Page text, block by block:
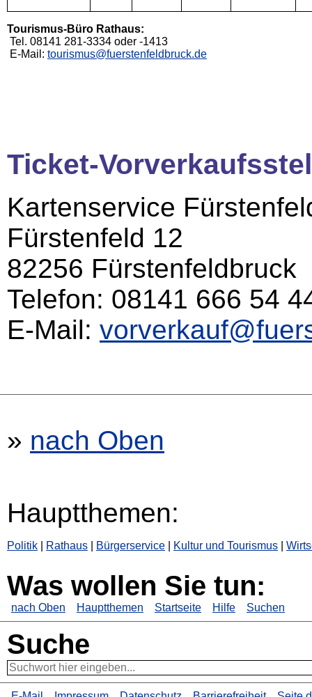
Tourismus-Büro Rathaus:
Tel. 08141 281-3334 oder -1413
E-Mail: tourismus@fuerstenfeldbruck.de
Ticket-
Kartenservice
Fürstenfeld 12
82256 Fürstenfeldbruck
Telefon: 08141 666 54
E-Mail:
» nach Oben
Hauptthemen:
Politik Rathaus Bürgerservice Kultur und Tourismus
Was wollen Sie tun:
nach Oben Hauptthemen Startseite Hilfe Suchen
Suche